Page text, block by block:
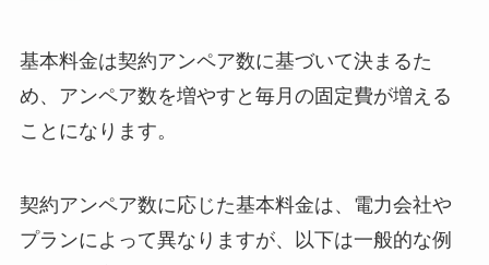
基本料金は契約アンペア数に基づいて決まるた
め、アンペア数を増やすと毎月の固定費が増える
ことになります。
契約アンペア数に応じた基本料金は、電力会社や
プランによって異なりますが、以下は一般的な例